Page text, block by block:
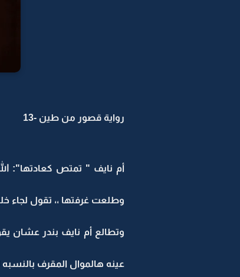
رواية قصور من طين -13
أم نايف " تمتص كعادتها":
وطلعت غرفتها ،، تقول لجاء
وتطالع أم نايف بندر عشان
عينه هالموال المقرف بالنسبه